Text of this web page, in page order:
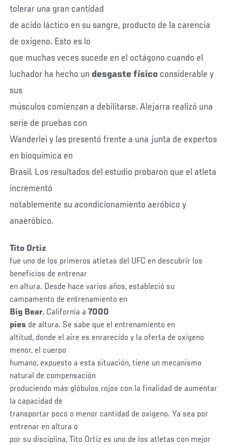
tolerar una gran cantidad
de acido láctico en su sangre, producto de la carencia
de oxígeno. Esto es lo
que muchas veces sucede en el octágono cuando el
luchador ha hecho un desgaste físico considerable y
sus
músculos comienzan a debilitarse. Alejarra realizó una
serie de pruebas con
Wanderlei y las presentó frente a una junta de expertos
en bioquímica en
Brasil. Los resultados del estudio probaron que el atleta
incrementó
notablemente su acondicionamiento aeróbico y
anaeróbico.
Tito Ortiz
fue uno de los primeros atletas del UFC en descubrir los
beneficios de entrenar
en altura. Desde hace varios años, estableció su
campamento de entrenamiento en
Big Bear, California a7000
pies de altura. Se sabe que el entrenamiento en
altitud, donde el aire es enrarecido y la oferta de oxígeno
menor, el cuerpo
humano, expuesto a esta situación, tiene un mecanismo
natural de compensación
produciendo más glóbulos rojos con la finalidad de aumentar
la capacidad de
transportar poco o menor cantidad de oxigeno. Ya sea por
entrenar en altura o
por su disciplina, Tito Ortiz es uno de los atletas con mejor